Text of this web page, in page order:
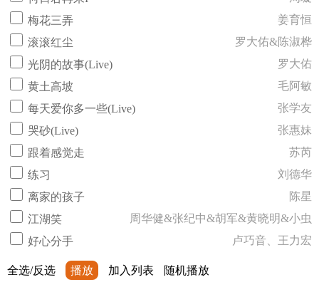
梅花三弄
姜育恒
滚滚红尘
罗大佑&陈淑桦
光阴的故事(Live)
罗大佑
黄土高坡
毛阿敏
每天爱你多一些(Live)
张学友
哭砂(Live)
张惠妹
跟着感觉走
苏芮
练习
刘德华
离家的孩子
陈星
江湖笑
周华健&张纪中&胡军&黄晓明&小虫
好心分手
卢巧音、王力宏
全选/反选 播放 加入列表 随机播放